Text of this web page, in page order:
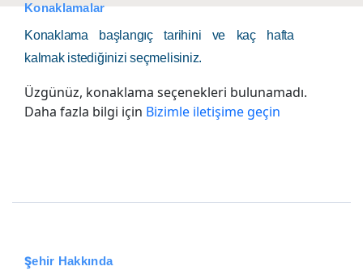
Konaklamalar
Konaklama başlangıç tarihini ve kaç hafta
kalmak istediğinizi seçmelisiniz.
Üzgünüz, konaklama seçenekleri bulunamadı.
Daha fazla bilgi için Bizimle iletişime geçin
Şehir Hakkında